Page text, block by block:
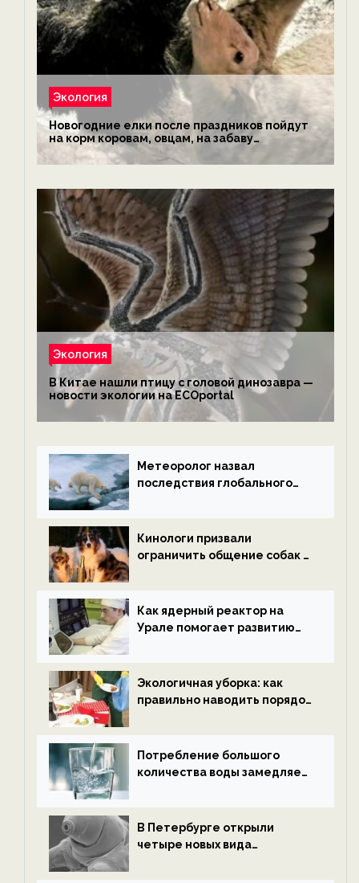
Экология
Новогодние елки после праздников пойдут
на корм коровам, овцам, на забаву
обезьянам, львам и леопардам — новости
экологии на ECOportal
Экология
В Китае нашли птицу с головой динозавра —
новости экологии на ECOportal
Метеоролог назвал
последствия глобального
ECOportal
Кинологи призвали
ограничить общение собак с
ECOportal
Как ядерный реактор на
Урале помогает развитию
ECOportal
Экологичная уборка: как
правильно наводить порядок
Потребление большого
количества воды замедляет
В Петербурге открыли
четыре новых вида